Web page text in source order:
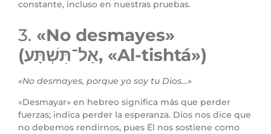
constante, incluso en nuestras pruebas.
3. «No desmayes»
(אַל־תִּשְׁתָּע, «Al-tishtá»)
«No desmayes, porque yo soy tu Dios…»
«Desmayar» en hebreo significa más que perder
fuerzas; indica perder la esperanza. Dios nos dice que
no debemos rendirnos, pues Él nos sostiene como